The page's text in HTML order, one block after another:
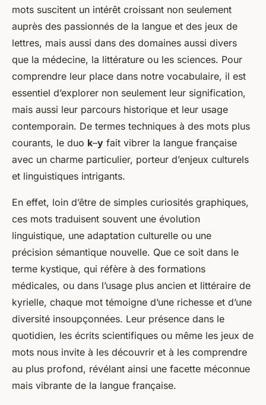
mots suscitent un intérêt croissant non seulement
auprès des passionnés de la langue et des jeux de
lettres, mais aussi dans des domaines aussi divers
que la médecine, la littérature ou les sciences. Pour
comprendre leur place dans notre vocabulaire, il est
essentiel d’explorer non seulement leur signification,
mais aussi leur parcours historique et leur usage
contemporain. De termes techniques à des mots plus
courants, le duo k–y fait vibrer la langue française
avec un charme particulier, porteur d’enjeux culturels
et linguistiques intrigants.
En effet, loin d’être de simples curiosités graphiques,
ces mots traduisent souvent une évolution
linguistique, une adaptation culturelle ou une
précision sémantique nouvelle. Que ce soit dans le
terme kystique, qui réfère à des formations
médicales, ou dans l’usage plus ancien et littéraire de
kyrielle, chaque mot témoigne d’une richesse et d’une
diversité insoupçonnées. Leur présence dans le
quotidien, les écrits scientifiques ou même les jeux de
mots nous invite à les découvrir et à les comprendre
au plus profond, révélant ainsi une facette méconnue
mais vibrante de la langue française.